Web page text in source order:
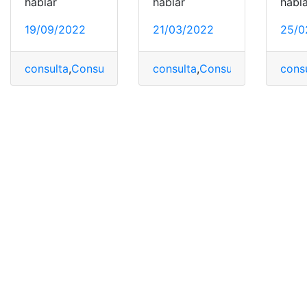
19/09/2022
consulta,Consulta Online ,proceso,Registro Federal de
21/03/2022
consulta,Consulta Online,
25/